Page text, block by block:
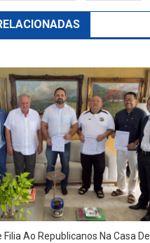
Ao Republicanos Na Casa De